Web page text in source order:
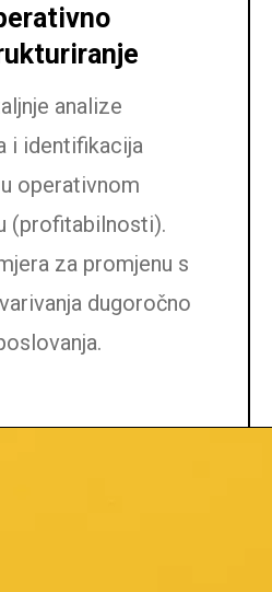
analize
i identifikacija
operativnom
(profitabilnosti).
za promjenu s
dugoročno